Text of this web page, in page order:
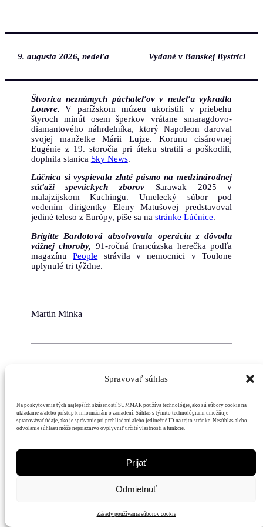
Spravovať súhlas
Na poskytovanie tých najlepších skúseností SUMMAR používa technológie, ako sú súbory cookie na
ukladanie a/alebo prístup k informáciám o zariadení. Súhlas s týmito technológiami umožňuje
spracovávať údaje, ako je správanie pri prehliadaní alebo jedinečné ID na tejto stránke. Nesúhlas alebo
odvolanie súhlasu môže nepriaznivo ovplyvniť určité vlastnosti a funkcie.
Prijať
Odmietnuť
Zásady používania súborov cookie
9. augusta 2026, nedeľa Vydané v Banskej Bystrici
Štvorica neznámych páchateľov v nedeľu vykradla
Louvre. V parížskom múzeu ukoristili v priebehu
štyroch minút osem šperkov vrátane smaragdovo-
diamantového náhrdelníka, ktorý Napoleon daroval
svojej manželke Márii Lujze. Korunu cisárovnej
Eugénie z 19. storočia pri úteku stratili a poškodili,
doplnila stanica Sky News.
Lúčnica si vyspievala zlaté pásmo na medzinárodnej
súťaži speváckych zborov Sarawak 2025 v
malajzijskom Kuchingu. Umelecký súbor pod
vedením dirigentky Eleny Matušovej predstavoval
jediné teleso z Európy, píše sa na stránke Lúčnice.
Brigitte Bardotová absolvovala operáciu z dôvodu
vážnej choroby, 91-ročná francúzska herečka podľa
magazínuPeople strávila v nemocnici v Toulone
uplynulé tri týždne.
Martin Minka
Hodnoty
Mediálny
dom
Čitatelia Podpora